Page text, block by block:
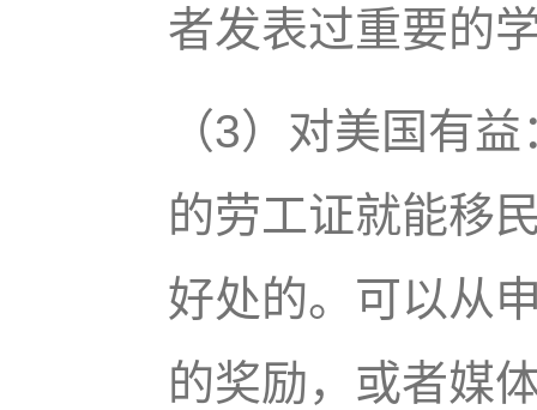
者发表过重要的
（3）对美国有
的劳工证就能移
好处的。可以从
的奖励，或者媒